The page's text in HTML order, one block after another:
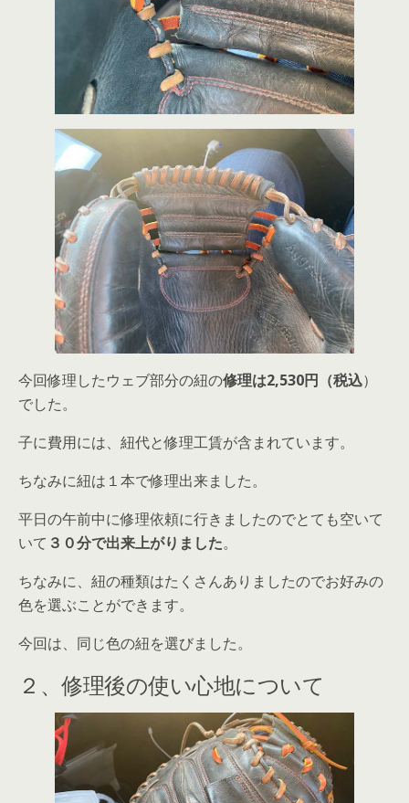
今回修理したウェブ部分の紐の修理は2,530円（税込）
でした。
子に費用には、紐代と修理工賃が含まれています。
ちなみに紐は１本で修理出来ました。
平日の午前中に修理依頼に行きましたのでとても空いて
いて ３０分で出来上がりました。
ちなみに、紐の種類はたくさんありましたのでお好みの
色を選ぶことができます。
今回は、同じ色の紐を選びました。
２、修理後の使い心地について